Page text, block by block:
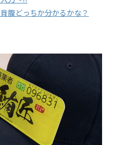
腹どっちか分かるかな？